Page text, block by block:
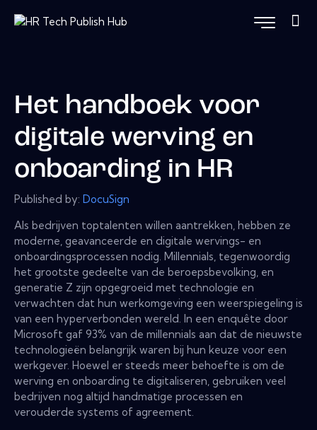
Het handboek voor
digitale werving en
onboarding in HR
Published by: DocuSign
Als bedrijven toptalenten willen aantrekken, hebben ze
moderne, geavanceerde en digitale wervings- en
onboardingsprocessen nodig. Millennials, tegenwoordig
het grootste gedeelte van de beroepsbevolking, en
generatie Z zijn opgegroeid met technologie en
verwachten dat hun werkomgeving een weerspiegeling is
van een hyperverbonden wereld. In een enquête door
Microsoft gaf 93% van de millennials aan dat de nieuwste
technologieën belangrijk waren bij hun keuze voor een
werkgever. Hoewel er steeds meer behoefte is om de
werving en onboarding te digitaliseren, gebruiken veel
bedrijven nog altijd handmatige processen en
verouderde systems of agreement.